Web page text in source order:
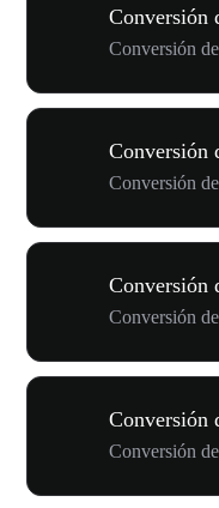
Conversión
Conversión
Conversión
Conversión
Conversión
Conversión
Conversión
Conversión